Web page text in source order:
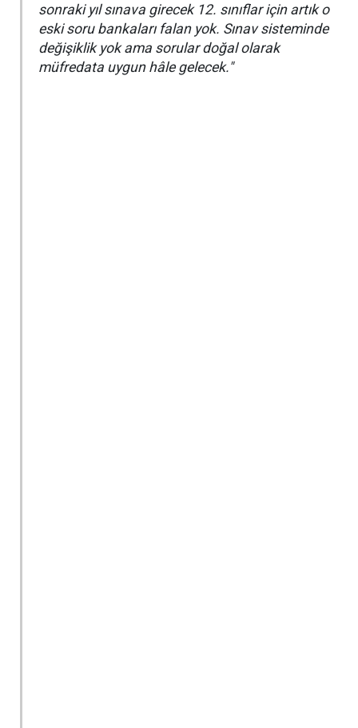
sonraki yıl sınava girecek 12. sınıflar için artık o
eski soru bankaları falan yok. Sınav sisteminde
değişiklik yok ama sorular doğal olarak
müfredata uygun hâle gelecek."